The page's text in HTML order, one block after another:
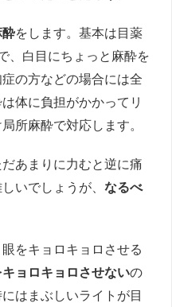
をします。基本は目薬
、白目にちょっと麻酔を
の方などの場合には全
体に負担がかかってリ
所麻酔で対応します。
あまりに力むと逆に痛
いでしょうが、なるべ
をキョロキョロさせる
ョロキョロさせないの
はまぶしいライトが目